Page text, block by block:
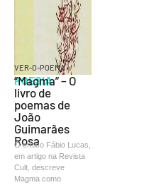
VER-O-POEMA
POESIA
“Magma” – O
livro de
poemas de
João
Guimarães
Rosa
O crítico Fábio Lucas,
em artigo na Revista
Cult, descreve
Magma como